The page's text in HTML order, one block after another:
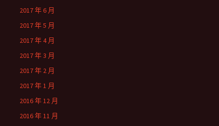
2017 年 6 月
2017 年 5 月
2017 年 4 月
2017 年 3 月
2017 年 2 月
2017 年 1 月
2016 年 12 月
2016 年 11 月